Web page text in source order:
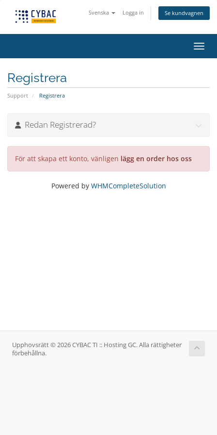
Svenska Logga in Se kundvagnen
Registrera
Support Registrera
Redan Registrerad?
För att skapa ett konto, vänligen lägg en order hos oss
Powered by WHMCompleteSolution
Upphovsrätt © 2026 CYBAC TI :: Hosting GC. Alla rättigheter
förbehållna.